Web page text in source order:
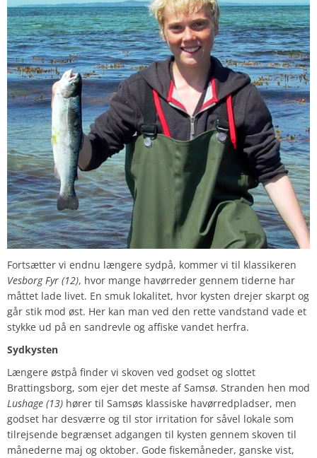
Fortsætter vi endnu længere sydpå, kommer vi til klassikeren
Vesborg Fyr (12), hvor mange havørreder gennem tiderne har
måttet lade livet. En smuk lokalitet, hvor kysten drejer skarpt og
går stik mod øst. Her kan man ved den rette vandstand vade et
stykke ud på en sandrevle og affiske vandet herfra.
Sydkysten
Længere østpå finder vi skoven ved godset og slottet
Brattingsborg, som ejer det meste af Samsø. Stranden hen mod
Lushage (13) hører til Samsøs klassiske havørredpladser, men
godset har desværre og til stor irritation for såvel lokale som
tilrejsende begrænset adgangen til kysten gennem skoven til
månederne maj og oktober. Gode fiskemåneder, ganske vist,